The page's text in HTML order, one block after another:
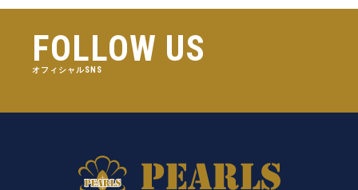
FOLLOW US
オフィシャルSNS